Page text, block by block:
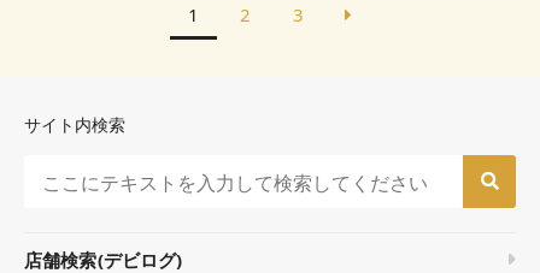
1 2 3
サイト内検索
店舗検索(デビログ)